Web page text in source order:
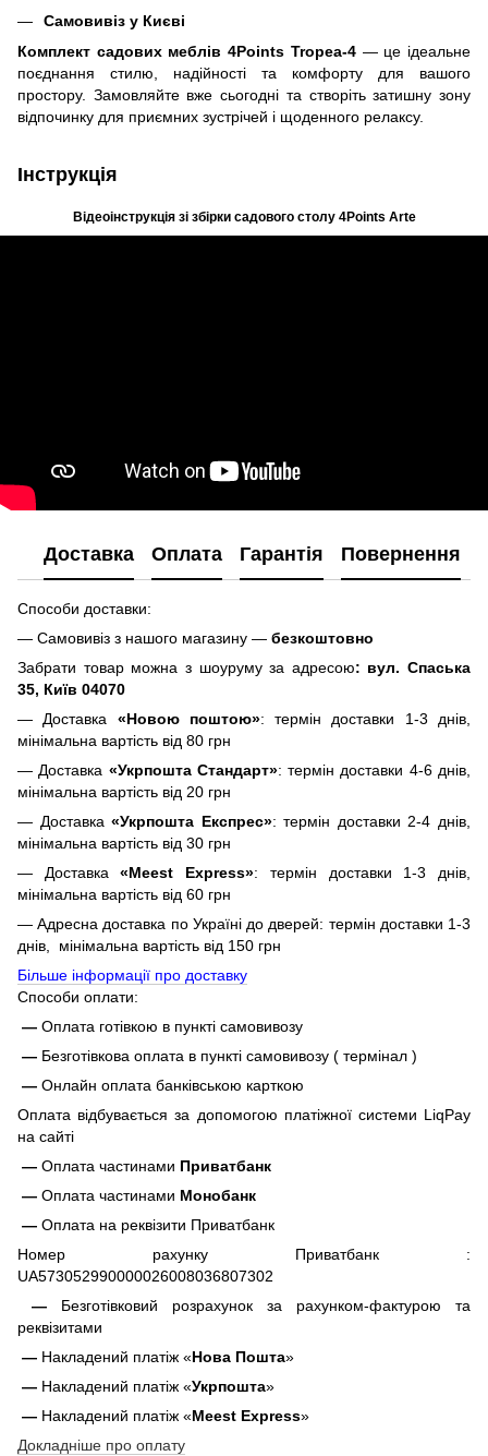
Самовивіз у Києві
Комплект садових меблів 4Points Tropea-4— це ідеальне
поєднання стилю, надійності та комфорту для вашого
простору. Замовляйте вже сьогодні та створіть затишну зону
відпочинку для приємних зустрічей і щоденного релаксу.
Інструкція
Відеоінструкція зі збірки садового столу 4Points Arte
Доставка Оплата Гарантія Повернення
Способи доставки:
— Самовивіз з нашого магазину — безкоштовно
Забрати товар можна з шоуруму за адресою: вул. Спаська
35, Київ 04070
— Доставка «Новою поштою»: термін доставки 1-3 днів,
мінімальна вартість від 80 грн
— Доставка «Укрпошта Стандарт»: термін доставки 4-6 днів,
мінімальна вартість від 20 грн
— Доставка«Укрпошта Експрес»: термін доставки 2-4 днів,
мінімальна вартість від 30 грн
— Доставка«Meest Express»: термін доставки 1-3 днів,
мінімальна вартість від 60 грн
— Адресна доставка по Україні до дверей: термін доставки 1-3
днів, мінімальна вартість від 150 грн
Більше інформації про доставку
Способи оплати:
— Оплата готівкою в пункті самовивозу
— Безготівкова оплата в пункті самовивозу ( термінал )
— Онлайн оплата банківською карткою
Оплата відбувається за допомогою платіжної системи LiqPay
на сайті
— Оплата частинами Приватбанк
— Оплата частинами Монобанк
— Оплата на реквізити Приватбанк
Номер рахунку Приватбанк :
UA573052990000026008036807302
— Безготівковий розрахунок за рахунком-фактурою та
реквізитами
— Накладений платіж «Нова Пошта»
— Накладений платіж «Укрпошта»
— Накладений платіж «Meest Express»
Докладніше про оплату